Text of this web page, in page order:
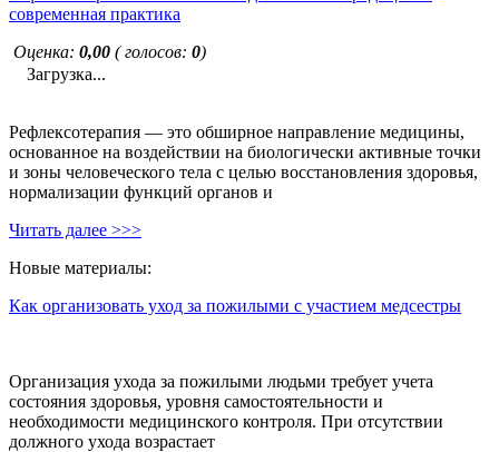
современная практика
Оценка: 0,00 ( голосов: 0)
Загрузка...
Рефлексотерапия — это обширное направление медицины,
основанное на воздействии на биологически активные точки
и зоны человеческого тела с целью восстановления здоровья,
нормализации функций органов и
Читать далее >>>
Новые материалы:
Как организовать уход за пожилыми с участием медсестры
Организация ухода за пожилыми людьми требует учета
состояния здоровья, уровня самостоятельности и
необходимости медицинского контроля. При отсутствии
должного ухода возрастает